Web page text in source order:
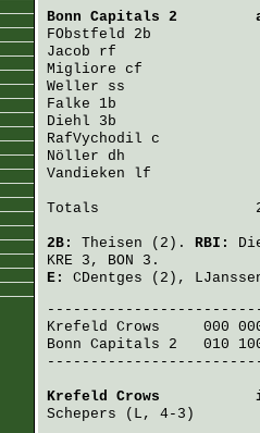
Bonn Capitals 2
FObstfeld 2b
Jacob rf                 3
Migliore cf              3
Weller ss                2
Falke 1b                 2
Diehl 3b                 2
RafVychodil c
Nöller dh
Vandieken lf             2
Totals
2B: Theisen (2). RBI:
KRE 3, BON 3.
E: CDentges (2),
Krefeld Crows
000
Bonn Capitals 2
010
Krefeld Crows
Schepers (L, 4-3)